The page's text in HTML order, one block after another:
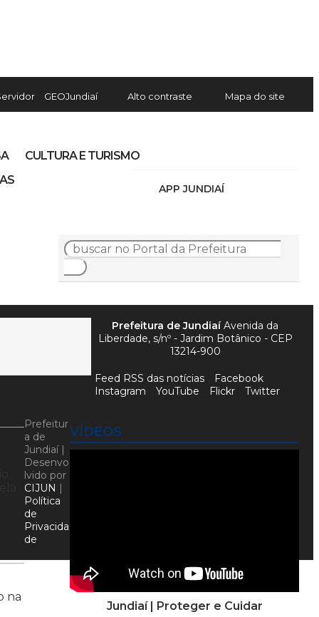
GEOJundiaí Alto contraste Mapa do site
APP JUNDIAÍ
CULTURA E TURISMO
na
VÍDEOS
Jundiaí | Proteger e Cuidar
Prefeitura de JundiaíAvenida da
Liberdade, s/nº - Jardim Botânico - CEP
13214-900
Feed RSS das notícias
Facebook
Instagram
YouTube Flickr Twitter
Prefeitur
a de
Jundiaí |
Desenvo
lvido por
CIJUN |
Política
de
Privacida
de